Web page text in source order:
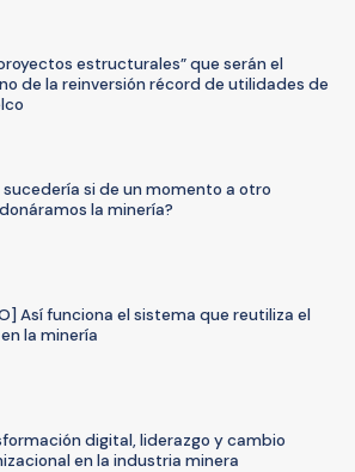
estructurales” que serán el
de la reinversión récord de utilidades de
sucedería si de un momento a otro
la minería?
Así funciona el sistema que reutiliza el
la minería
digital, liderazgo y cambio
en la industria minera